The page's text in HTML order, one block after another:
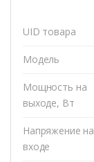
UID товара
Модель
Мощность на
выходе, Вт
Напряжение на
входе